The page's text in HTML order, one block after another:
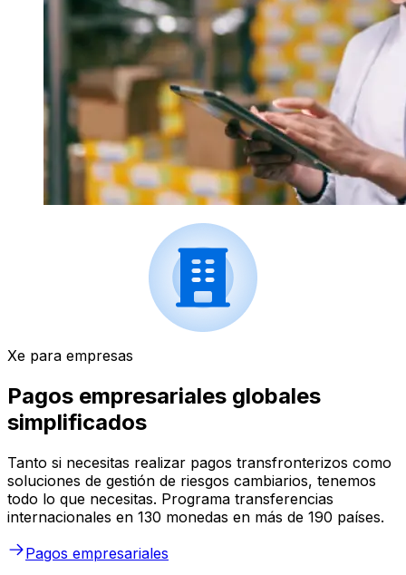
Xe para empresas
Pagos empresariales globales
simplificados
Tanto si necesitas realizar pagos transfronterizos como
soluciones de gestión de riesgos cambiarios, tenemos
todo lo que necesitas. Programa transferencias
internacionales en 130 monedas en más de 190 países.
Pagos empresariales